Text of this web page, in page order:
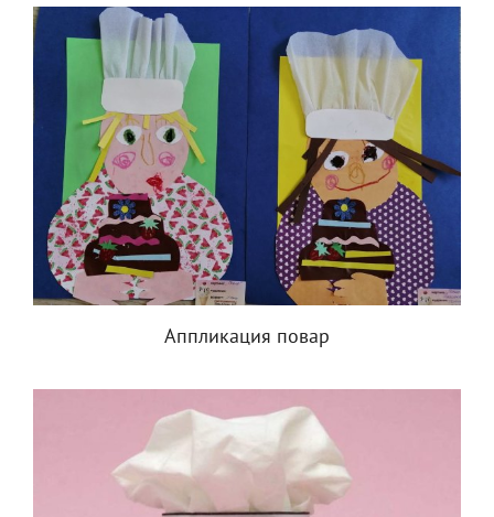
Аппликация повар